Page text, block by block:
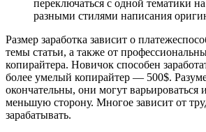
переключаться с одной тематики
разными стилями написания
Размер заработка зависит о
темы статьи, а также от
копирайтера. Новичок способен
более умелый копирайтер — 500$.
окончательны, они могут
меньшую сторону. Многое зависит от
зарабатывать.